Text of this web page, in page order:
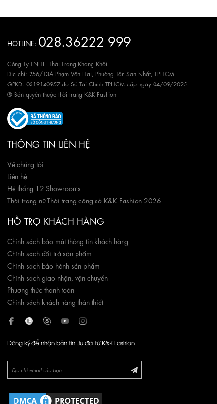
HOTLINE: 028.36222 999
Công Ty TNHH Thời Trang Khang Khôi
Địa chỉ: 256/13A Phạm Văn Hai, Phường Tân Sơn Nhất, TPHCM
GPKD: 0319140957 do Sở Tài Chính TPHCM cấp ngày 04/09/2025
® Bản quyền thuộc thời trang K&K Fashion
THÔNG TIN LIÊN HỆ
Về chúng tôi
Liên hệ
Hệ thống 12 Showrooms
Thời trang nữ-Thời trang công sở K&K Fashion 2026
HỖ TRỢ KHÁCH HÀNG
Chính sách bảo mật thông tin khách hàng
Chính sách đổi trả sản phẩm
Chính sách bảo hành sản phẩm
Chính sách giao nhận, vận chuyển
Phương thức thanh toán
Chính sách khách hàng thân thiết
Đăng ký để nhận bản tin ưu đãi từ K&K Fashion